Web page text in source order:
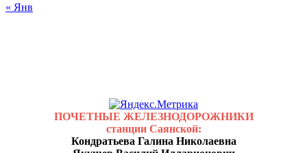
« Янв
ПОЧЕТНЫЕ ЖЕЛЕЗНОДОРОЖНИКИ
станции Саянской:
Кондратьева Галина Николаевна